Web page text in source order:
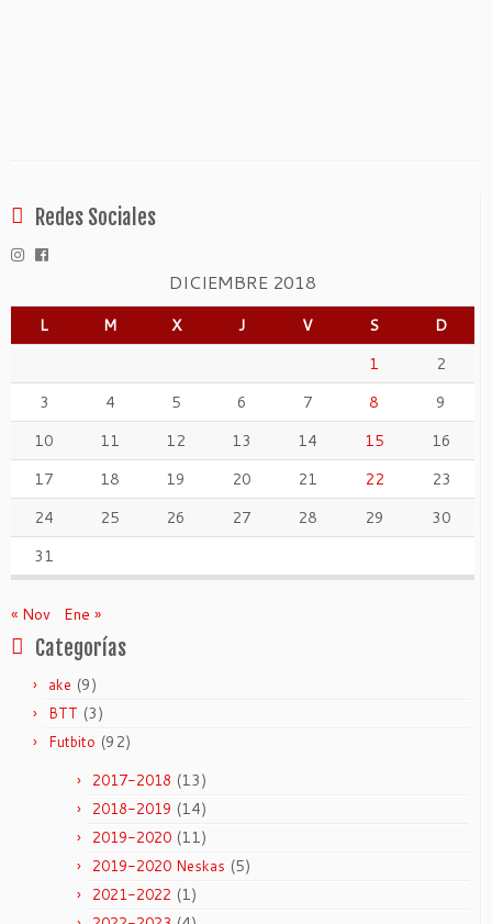
Redes Sociales
DICIEMBRE 2018
L M X J V S
D
1
2
3
4 5 6 7 8
9
10
11 12 13 14 15
16
17
18 19 20 21 22
23
24
25 26 27 28 29
30
31
« Nov Ene »
Categorías
ake (9)
BTT (3)
Futbito (92)
2017-2018 (13)
2018-2019 (14)
2019-2020 (11)
2019-2020 Neskas (5)
2021-2022 (1)